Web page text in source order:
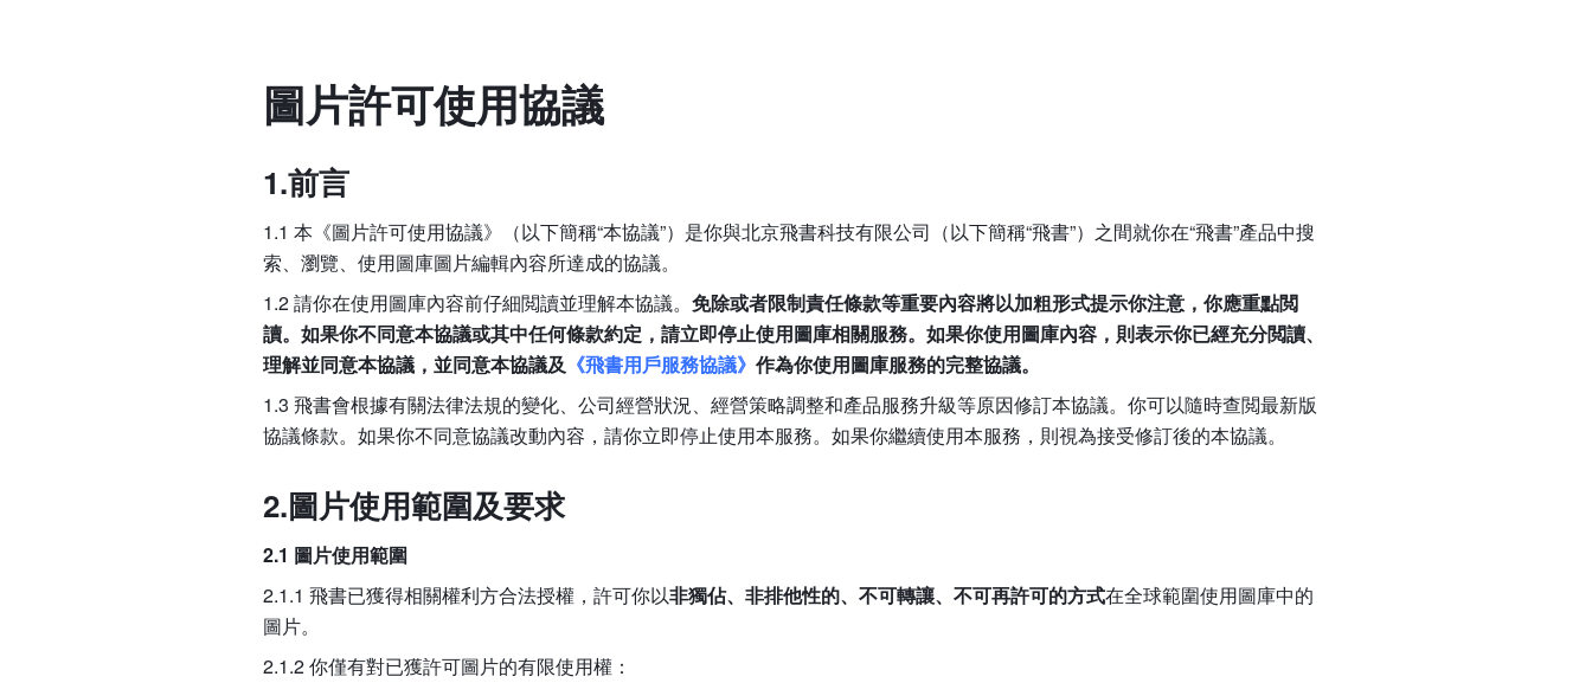
圖片許可使用協議
1.前言
1.1 本《圖片許可使用協議》（以下簡稱“本協議”）是你與北京飛書科技有限公司（以下簡稱“飛書”）之間就你在“飛書”產品中搜
索、瀏覽、使用圖庫圖片編輯內容所達成的協議。
1.2 請你在使用圖庫內容前仔細閲讀並理解本協議。 免除或者限制責任條款等重要內容將以加粗形式提示你注意，你應重點閲
讀。如果你不同意本協議或其中任何條款約定，請立即停止使用圖庫相關服務。如果你使用圖庫內容，則表示你已經充分閲讀、
理解並同意本協議，並同意本協議及 《飛書用戶服務協議》 作為你使用圖庫服務的完整協議。
1.3 飛書會根據有關法律法規的變化、公司經營狀況、經營策略調整和產品服務升級等原因修訂本協議。你可以隨時查閲最新版
協議條款。如果你不同意協議改動內容，請你立即停止使用本服務。如果你繼續使用本服務，則視為接受修訂後的本協議。
2.圖片使用範圍及要求
2.1 圖片使用範圍
2.1.1 飛書已獲得相關權利方合法授權，許可你以非獨佔、非排他性的、不可轉讓、不可再許可的方式在全球範圍使用圖庫中的
圖片。
2.1.2 你僅有對已獲許可圖片的有限使用權：